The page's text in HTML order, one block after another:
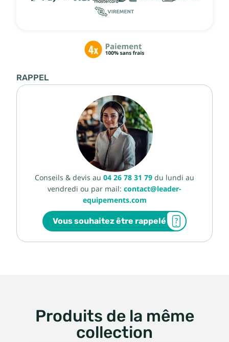
RAPPEL
Conseils & devis au 04 26 78 31 79 du lundi au
vendredi ou par mail: contact@leader-
equipements.com
Vous souhaitez être rappelé
Produits de la même
collection